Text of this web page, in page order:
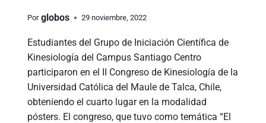
Por globos 29 noviembre, 2022
Estudiantes del Grupo de Iniciación Científica de
Kinesiología del Campus Santiago Centro
participaron en el II Congreso de Kinesiología de la
Universidad Católica del Maule de Talca, Chile,
obteniendo el cuarto lugar en la modalidad
pósters. El congreso, que tuvo como temática “El